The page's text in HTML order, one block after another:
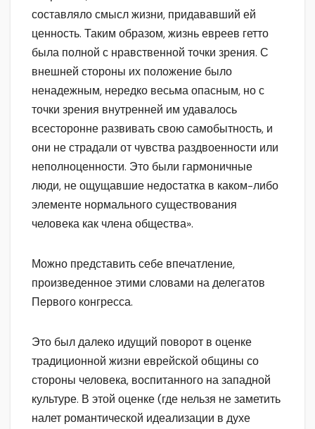
составляло смысл жизни, придававший ей
ценность. Таким образом, жизнь евреев гетто
была полной с нравственной точки зрения. С
внешней стороны их положение было
ненадежным, нередко весьма опасным, но с
точки зрения внутренней им удавалось
всесторонне развивать свою самобытность, и
они не страдали от чувства раздвоенности или
неполноценности. Это были гармоничные
люди, не ощущавшие недостатка в каком-либо
элементе нормального существования
человека как члена общества».
Можно представить себе впечатление,
произведенное этими словами на делегатов
Первого конгресса.
Это был далеко идущий поворот в оценке
традиционной жизни еврейской общины со
стороны человека, воспитанного на западной
культуре. В этой оценке (где нельзя не заметить
налет романтической идеализации в духе